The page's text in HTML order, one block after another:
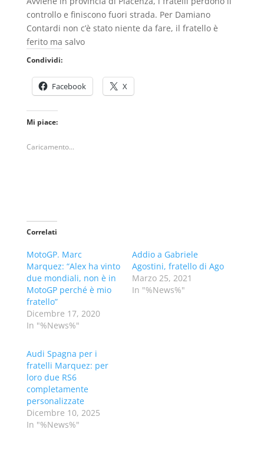
controllo e finiscono fuori strada. Per Damiano
Contardi non c’è stato niente da fare, il fratello è
ferito ma salvo
Condividi:
Facebook X
Mi piace:
Caricamento...
Correlati
MotoGP. Marc
Marquez: “Alex ha vinto
due mondiali, non è in
MotoGP perché è mio
fratello”
Dicembre 17, 2020
In "%News%"
Addio a Gabriele
Agostini, fratello di Ago
Marzo 25, 2021
In "%News%"
Audi Spagna per i
fratelli Marquez: per
loro due RS6
completamente
personalizzate
Dicembre 10, 2025
In "%News%"